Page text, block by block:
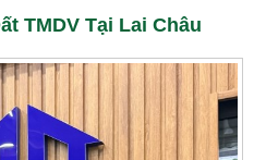
Đông
Mai
Chợ Dừa
Hòa
Nghĩa Độ
Liệt
TMDV Tại Lai Châu